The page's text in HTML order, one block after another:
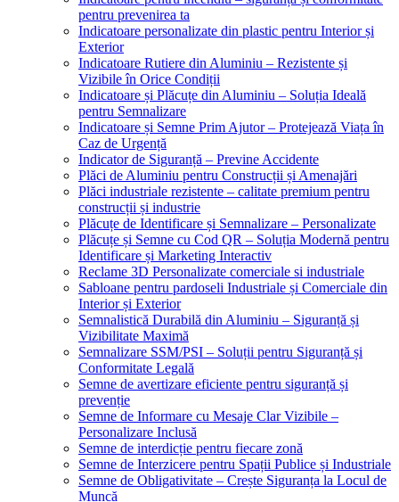
pentru prevenirea ta
Indicatoare personalizate din plastic pentru Interior și
Exterior
Indicatoare Rutiere din Aluminiu – Rezistente și
Vizibile în Orice Condiții
Indicatoare și Plăcuțe din Aluminiu – Soluția Ideală
pentru Semnalizare
Indicatoare și Semne Prim Ajutor – Protejează Viața în
Caz de Urgență
Indicator de Siguranță – Previne Accidente
Plăci de Aluminiu pentru Construcții și Amenajări
Plăci industriale rezistente – calitate premium pentru
construcții și industrie
Plăcuțe de Identificare și Semnalizare – Personalizate
Plăcuțe și Semne cu Cod QR – Soluția Modernă pentru
Identificare și Marketing Interactiv
Reclame 3D Personalizate comerciale si industriale
Sabloane pentru pardoseli Industriale și Comerciale din
Interior și Exterior
Semnalistică Durabilă din Aluminiu – Siguranță și
Vizibilitate Maximă
Semnalizare SSM/PSI – Soluții pentru Siguranță și
Conformitate Legală
Semne de avertizare eficiente pentru siguranță și
prevenție
Semne de Informare cu Mesaje Clar Vizibile –
Personalizare Inclusă
Semne de interdicție pentru fiecare zonă
Semne de Interzicere pentru Spații Publice și Industriale
Semne de Obligativitate – Crește Siguranța la Locul de
Muncă